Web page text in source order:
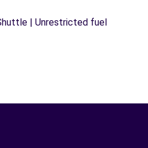
| Unrestricted fuel